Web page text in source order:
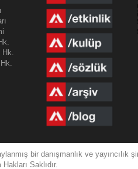
Hk.
bir danışmanlık ve yayıncılık
Saklıdır.